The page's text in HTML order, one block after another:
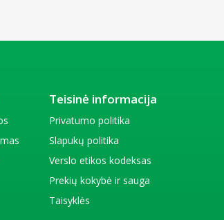
Teisinė informacija
Privatumo politika
Slapukų politika
Verslo etikos kodeksas
Prekių kokybė ir sauga
Taisyklės